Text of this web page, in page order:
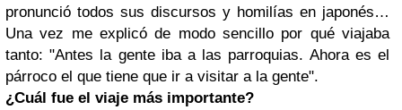
pronunció todos sus discursos y homilías en japonés…
Una vez me explicó de modo sencillo por qué viajaba
tanto: "Antes la gente iba a las parroquias. Ahora es el
párroco el que tiene que ir a visitar a la gente".
¿Cuál fue el viaje más importante?